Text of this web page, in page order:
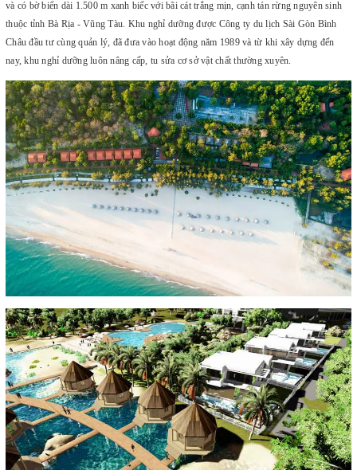
và có bờ biển dài 1.500 m xanh biếc với bãi cát trắng mịn, cạnh tán rừng nguyên sinh
thuộc tỉnh Bà Rịa - Vũng Tàu. Khu nghỉ dưỡng được Công ty du lịch Sài Gòn Bình
Châu đầu tư cùng quản lý, đã đưa vào hoạt động năm 1989 và từ khi xây dựng đến
nay, khu nghỉ dưỡng luôn nâng cấp, tu sửa cơ sở vật chất thường xuyên.